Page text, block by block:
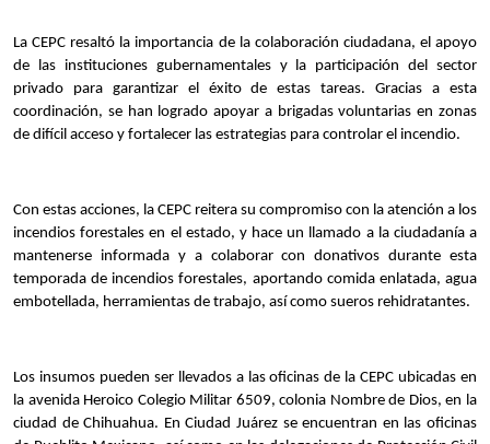
La CEPC resaltó la importancia de la colaboración ciudadana, el apoyo
de las instituciones gubernamentales y la participación del sector
privado para garantizar el éxito de estas tareas. Gracias a esta
coordinación, se han logrado apoyar a brigadas voluntarias en zonas
de difícil acceso y fortalecer las estrategias para controlar el incendio.
Con estas acciones, la CEPC reitera su compromiso con la atención a los
incendios forestales en el estado, y hace un llamado a la ciudadanía a
mantenerse informada y a colaborar con donativos durante esta
temporada de incendios forestales, aportando comida enlatada, agua
embotellada, herramientas de trabajo, así como sueros rehidratantes.
Los insumos pueden ser llevados a las oficinas de la CEPC ubicadas en
la avenida Heroico Colegio Militar 6509, colonia Nombre de Dios, en la
ciudad de Chihuahua. En Ciudad Juárez se encuentran en las oficinas